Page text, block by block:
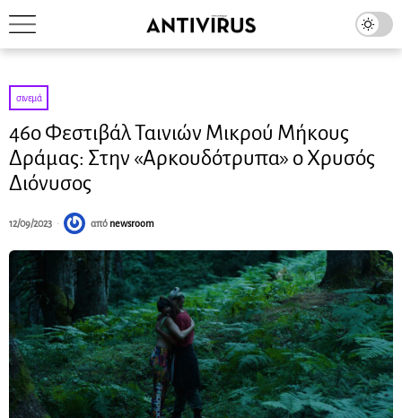
σινεμά
46ο Φεστιβάλ Ταινιών Μικρού Μήκους
Δράμας: Στην «Αρκουδότρυπα» ο Χρυσός
Διόνυσος
12/09/2023 από newsroom